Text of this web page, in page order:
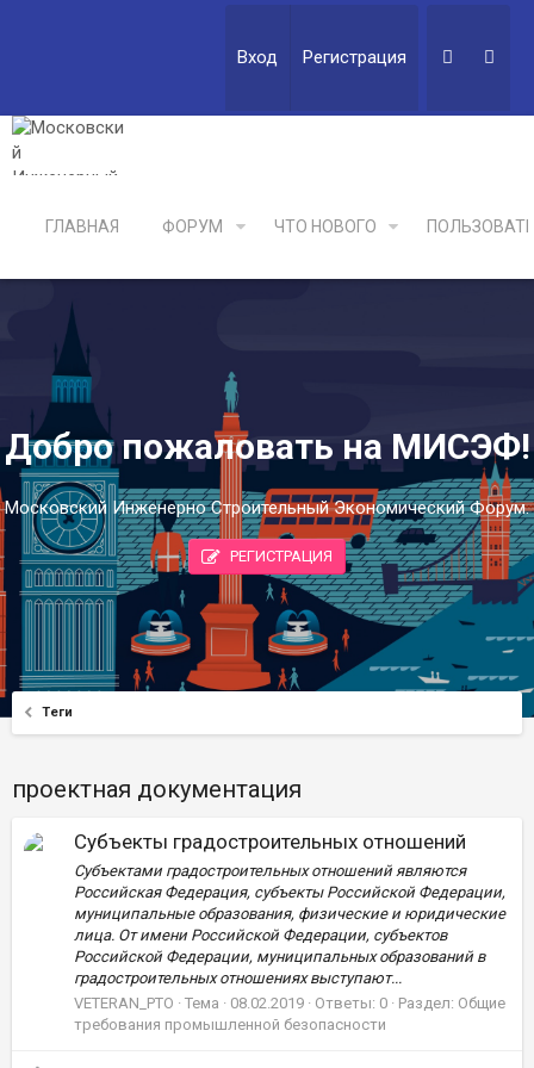
Вход Регистрация
ГЛАВНАЯ ФОРУМ ЧТО НОВОГО
Добро пожаловать на МИСЭФ!
Московский Инженерно Строительный Экономический Форум.
РЕГИСТРАЦИЯ
Теги
проектная документация
Субъекты градостроительных отношений
Субъектами градостроительных отношений являются
Российская Федерация, субъекты Российской Федерации,
муниципальные образования, физические и юридические
лица. От имени Российской Федерации, субъектов
Российской Федерации, муниципальных образований в
градостроительных отношениях выступают...
VETERAN_PTO
Тема 08.02.2019 Ответы: 0 Раздел: Общие
требования промышленной безопасности